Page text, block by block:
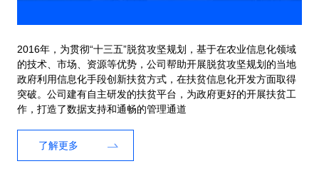
2016年，为贯彻“十三五”脱贫攻坚规划，基于在农业信息化领域
的技术、市场、资源等优势，公司帮助开展脱贫攻坚规划的当地
政府利用信息化手段创新扶贫方式，在扶贫信息化开发方面取得
突破。公司建有自主研发的扶贫平台，为政府更好的开展扶贫工
作，打造了数据支持和通畅的管理通道
了解更多